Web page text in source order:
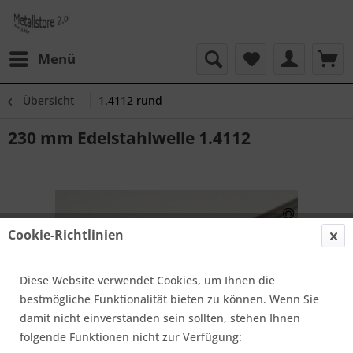
Menü
Übersicht 1.4112 rund
230 mm Edelstahlwelle 1.4112
Cookie-Richtlinien
Diese Website verwendet Cookies, um Ihnen die
bestmögliche Funktionalität bieten zu können. Wenn Sie
damit nicht einverstanden sein sollten, stehen Ihnen
folgende Funktionen nicht zur Verfügung: